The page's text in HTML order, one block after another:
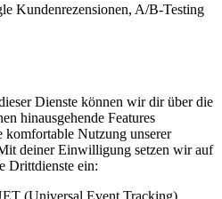
Kundenrezensionen, A/B-Testing
Dienste können wir dir über die
hinausgehende Features
komfortable Nutzung unserer
deiner Einwilligung setzen wir auf
Drittdienste ein:
(Universal Event Tracking)